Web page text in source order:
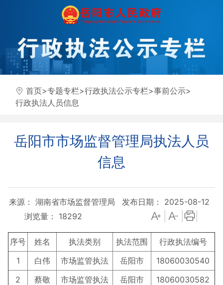
首页>专题专栏>行政执法公示专栏>事前公示>
行政执法人员信息
岳阳市市场监督管理局执法人员
信息
来源： 湖南省市场监督管理局
发布日期： 2025-08-12
浏览量： 18292 |
序号 姓名 执法类别 执法范围
行政执法编号
1
白伟 市场监管执法 岳阳市
18060030540
2
蔡敬 市场监管执法 岳阳市
18060030582